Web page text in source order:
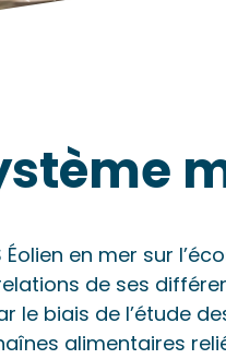
Éolien en mer sur
de ses
le biais de l’étude
alimentaires